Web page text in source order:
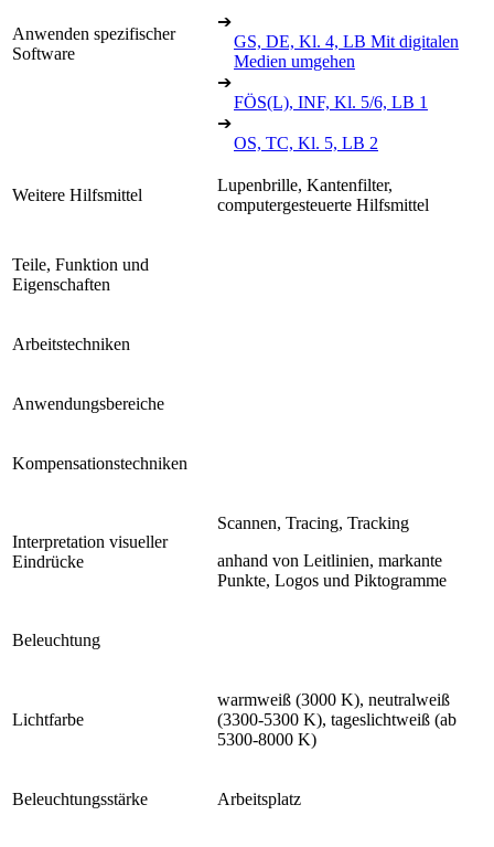
Anwenden spezifischer
Software
➔
GS, DE, Kl. 4, LB Mit digitalen
Medien umgehen
➔
FÖS(L), INF, Kl. 5/6, LB 1
➔
OS, TC, Kl. 5, LB 2
Weitere Hilfsmittel
Lupenbrille, Kantenfilter,
computergesteuerte Hilfsmittel
Teile, Funktion und
Eigenschaften
Arbeitstechniken
Anwendungsbereiche
Kompensationstechniken
Interpretation visueller
Eindrücke
Scannen, Tracing, Tracking
anhand von Leitlinien, markante
Punkte, Logos und Piktogramme
Beleuchtung
Lichtfarbe
warmweiß (3000 K), neutralweiß
(3300-5300 K), tageslichtweiß (ab
5300-8000 K)
Beleuchtungsstärke Arbeitsplatz